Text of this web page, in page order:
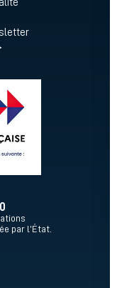
par l’État.